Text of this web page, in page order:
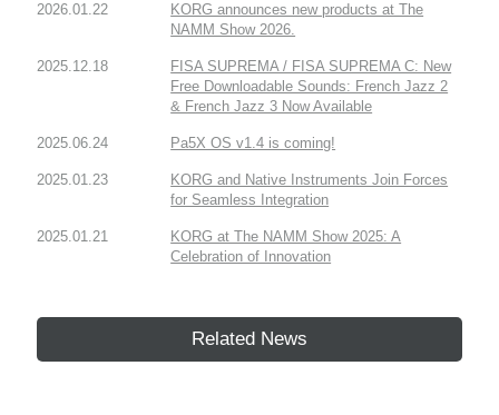
2026.01.22
KORG announces new products at The
NAMM Show 2026.
2025.12.18
FISA SUPREMA / FISA SUPREMA C: New
Free Downloadable Sounds: French Jazz 2
& French Jazz 3 Now Available
2025.06.24 Pa5X OS v1.4 is coming!
2025.01.23
KORG and Native Instruments Join Forces
for Seamless Integration
2025.01.21
KORG at The NAMM Show 2025: A
Celebration of Innovation
Related News